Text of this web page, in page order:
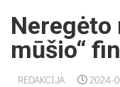
Neregėto
mūšio“
REDAKCIJA 2024-